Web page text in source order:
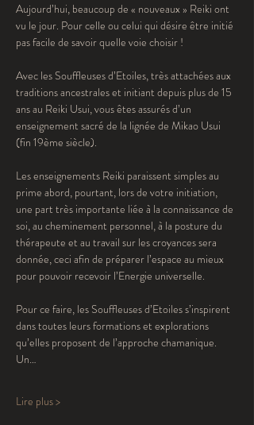
Aujourd’hui, beaucoup de « nouveaux » Reiki ont
vu le jour. Pour celle ou celui qui désire être initié
pas facile de savoir quelle voie choisir !
Avec les Souffleuses d’Etoiles, très attachées aux
traditions ancestrales et initiant depuis plus de 15
ans au Reiki Usui, vous êtes assurés d’un
enseignement sacré de la lignée de Mikao Usui
(fin 19ème siècle).
Les enseignements Reiki paraissent simples au
prime abord, pourtant, lors de votre initiation,
une part très importante liée à la connaissance de
soi, au cheminement personnel, à la posture du
thérapeute et au travail sur les croyances sera
donnée, ceci afin de préparer l’espace au mieux
pour pouvoir recevoir l’Energie universelle.
Pour ce faire, les Souffleuses d’Etoiles s’inspirent
dans toutes leurs formations et explorations
qu’elles proposent de l’approche chamanique.
Un…
Lire plus >